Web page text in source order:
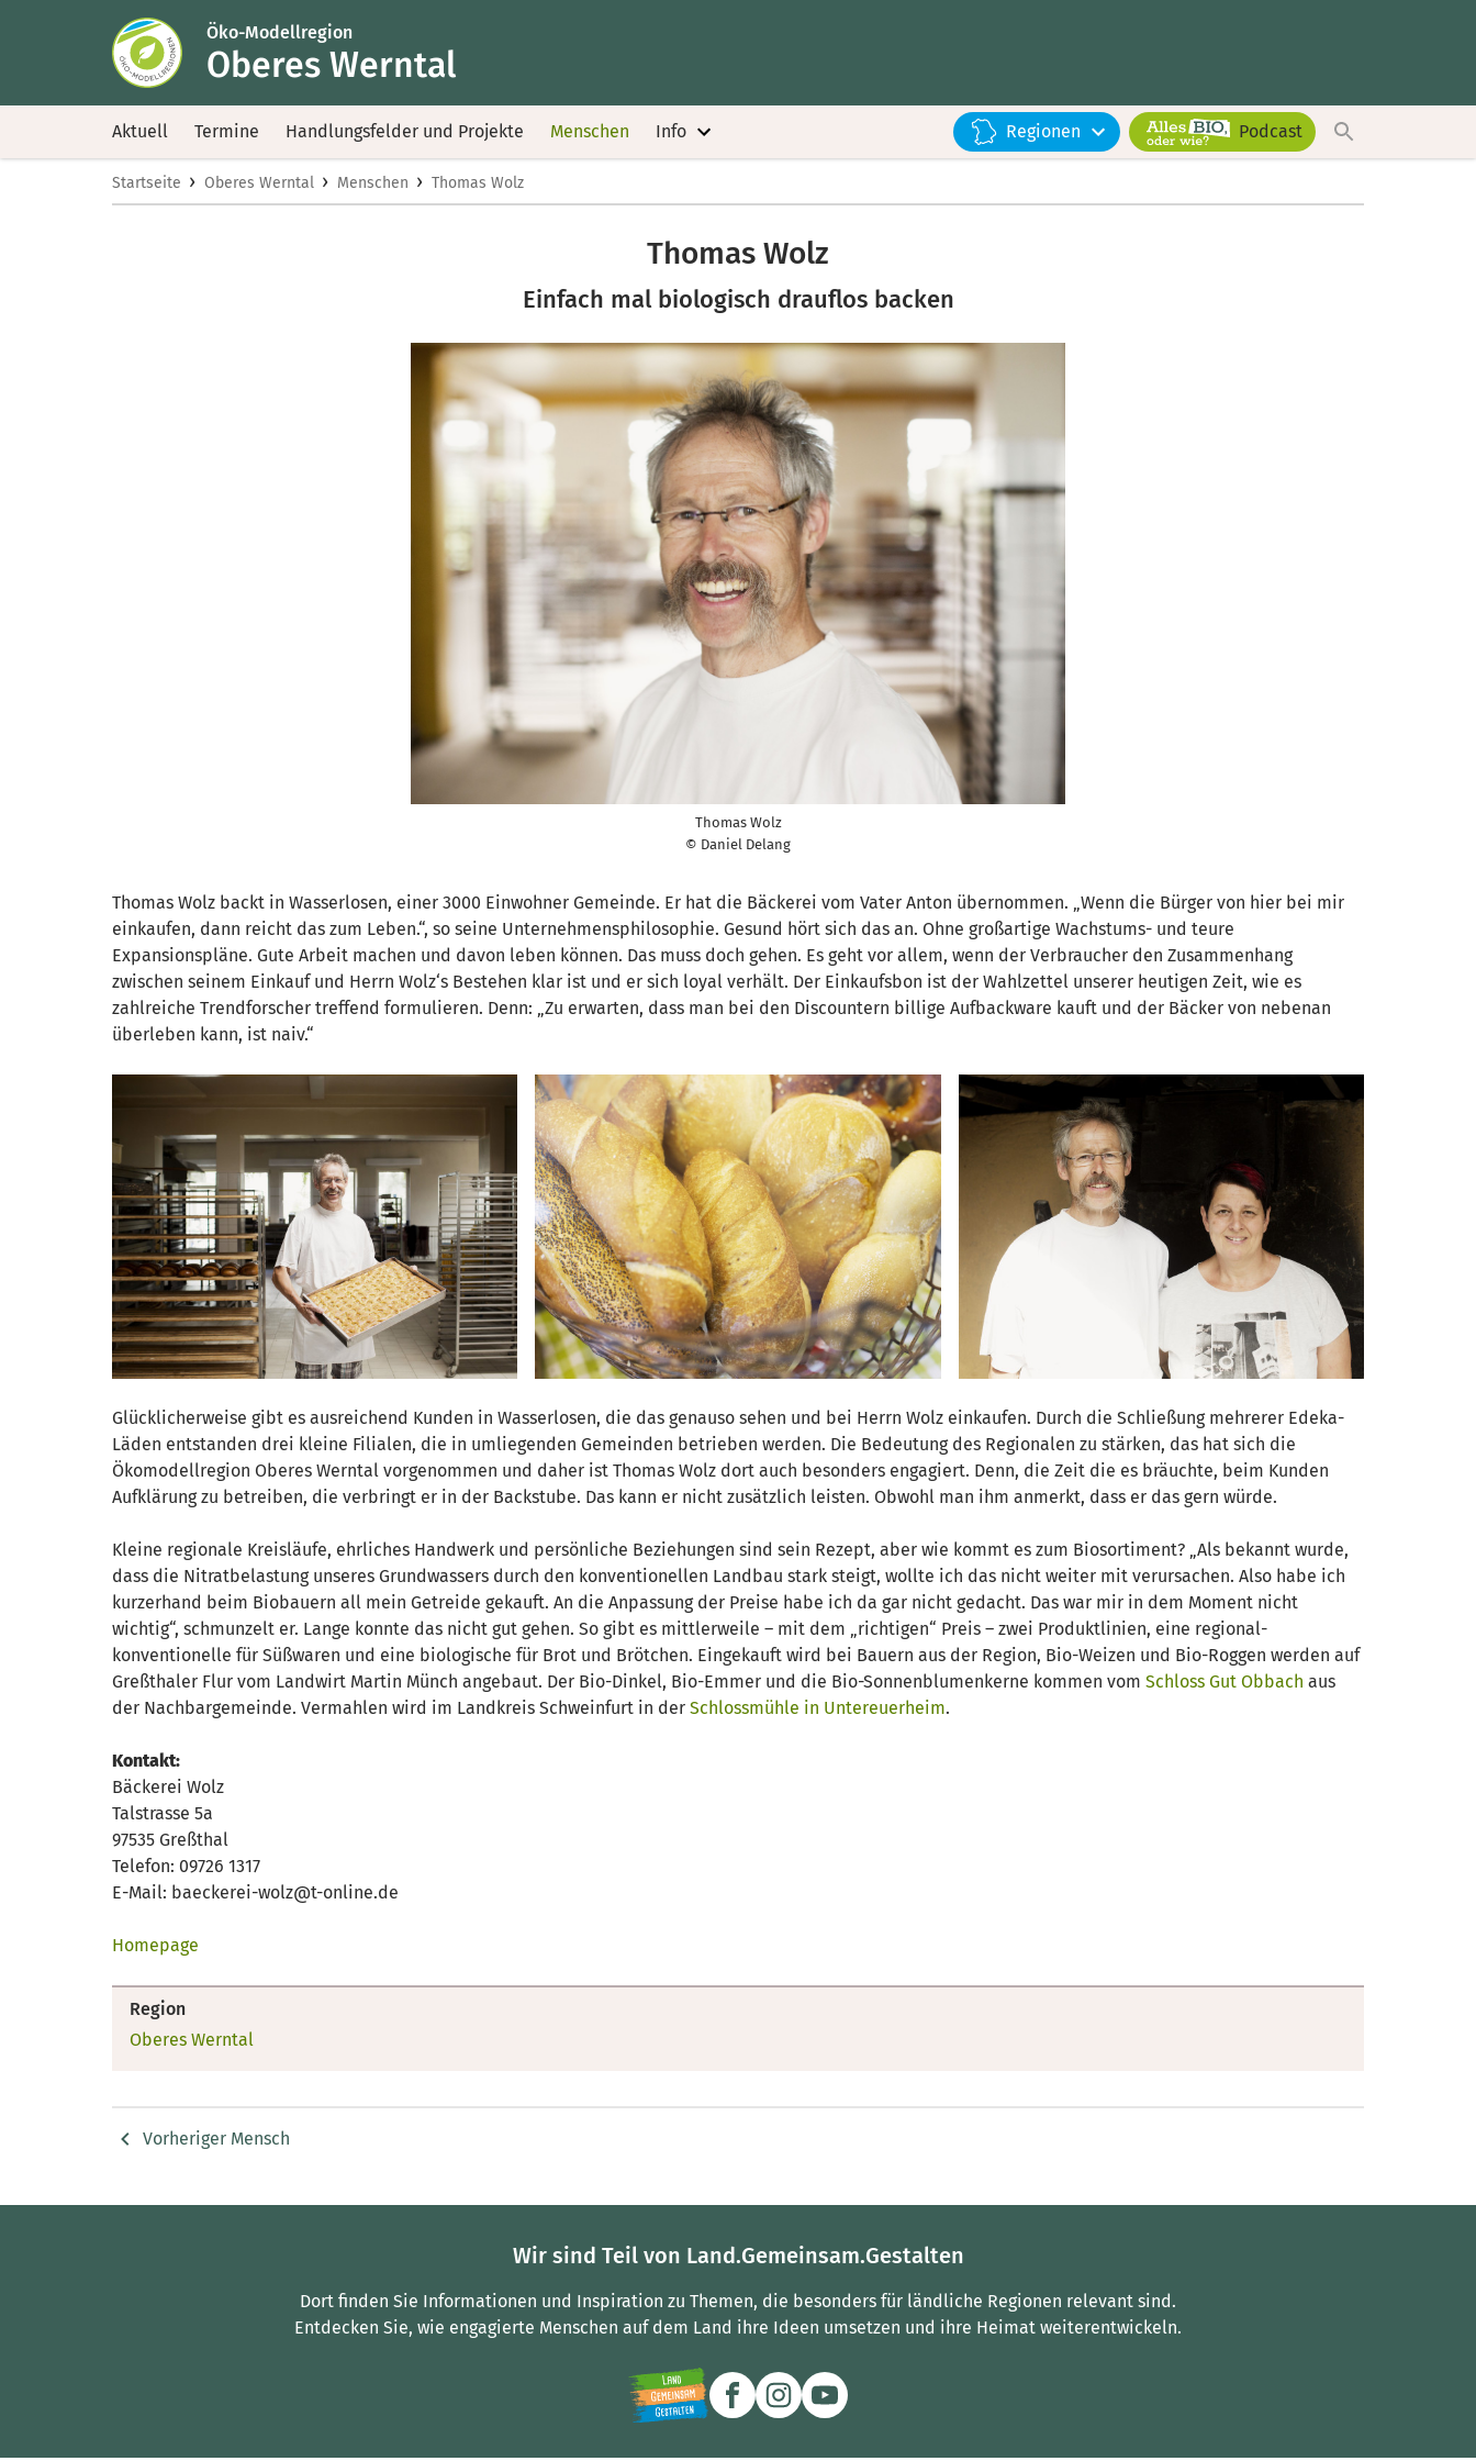
Öko-Modellregion
Oberes Werntal
Aktuell Termine Handlungsfelder und Projekte Menschen Info Regionen Podcast
Startseite › Oberes Werntal › Menschen › Thomas Wolz
Thomas Wolz
Einfach mal biologisch drauflos backen
Thomas Wolz
© Daniel Delang
Thomas Wolz backt in Wasserlosen, einer 3000 Einwohner Gemeinde. Er hat die Bäckerei vom Vater Anton übernommen. „Wenn die Bürger von hier bei mir
einkaufen, dann reicht das zum Leben.“, so seine Unternehmensphilosophie. Gesund hört sich das an. Ohne großartige Wachstums- und teure
Expansionspläne. Gute Arbeit machen und davon leben können. Das muss doch gehen. Es geht vor allem, wenn der Verbraucher den Zusammenhang
zwischen seinem Einkauf und Herrn Wolz‘s Bestehen klar ist und er sich loyal verhält. Der Einkaufsbon ist der Wahlzettel unserer heutigen Zeit, wie es
zahlreiche Trendforscher treffend formulieren. Denn: „Zu erwarten, dass man bei den Discountern billige Aufbackware kauft und der Bäcker von nebenan
überleben kann, ist naiv.“
Glücklicherweise gibt es ausreichend Kunden in Wasserlosen, die das genauso sehen und bei Herrn Wolz einkaufen. Durch die Schließung mehrerer Edeka-
Läden entstanden drei kleine Filialen, die in umliegenden Gemeinden betrieben werden. Die Bedeutung des Regionalen zu stärken, das hat sich die
Ökomodellregion Oberes Werntal vorgenommen und daher ist Thomas Wolz dort auch besonders engagiert. Denn, die Zeit die es bräuchte, beim Kunden
Aufklärung zu betreiben, die verbringt er in der Backstube. Das kann er nicht zusätzlich leisten. Obwohl man ihm anmerkt, dass er das gern würde.
Kleine regionale Kreisläufe, ehrliches Handwerk und persönliche Beziehungen sind sein Rezept, aber wie kommt es zum Biosortiment? „Als bekannt wurde,
dass die Nitratbelastung unseres Grundwassers durch den konventionellen Landbau stark steigt, wollte ich das nicht weiter mit verursachen. Also habe ich
kurzerhand beim Biobauern all mein Getreide gekauft. An die Anpassung der Preise habe ich da gar nicht gedacht. Das war mir in dem Moment nicht
wichtig“, schmunzelt er. Lange konnte das nicht gut gehen. So gibt es mittlerweile – mit dem „richtigen“ Preis – zwei Produktlinien, eine regional-
konventionelle für Süßwaren und eine biologische für Brot und Brötchen. Eingekauft wird bei Bauern aus der Region, Bio-Weizen und Bio-Roggen werden auf
Greßthaler Flur vom Landwirt Martin Münch angebaut. Der Bio-Dinkel, Bio-Emmer und die Bio-Sonnenblumenkerne kommen vom Schloss Gut Obbach aus
der Nachbargemeinde. Vermahlen wird im Landkreis Schweinfurt in der Schlossmühle in Untereuerheim.
Kontakt:
Bäckerei Wolz
Talstrasse 5a
97535 Greßthal
Telefon: 09726 1317
E-Mail: baeckerei-wolz@t-online.de
Homepage
Region
Oberes Werntal
Vorheriger Mensch
Wir sind Teil von Land.Gemeinsam.Gestalten
Dort finden Sie Informationen und Inspiration zu Themen, die besonders für ländliche Regionen relevant sind.
Entdecken Sie, wie engagierte Menschen auf dem Land ihre Ideen umsetzen und ihre Heimat weiterentwickeln.